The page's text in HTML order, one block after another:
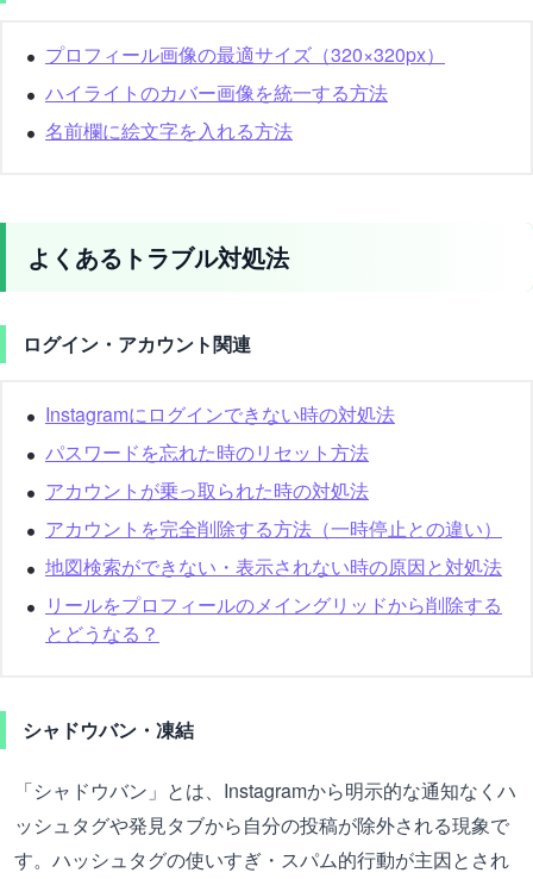
プロフィール画像の最適サイズ（320×320px）
ハイライトのカバー画像を統一する方法
名前欄に絵文字を入れる方法
よくあるトラブル対処法
ログイン・アカウント関連
Instagramにログインできない時の対処法
パスワードを忘れた時のリセット方法
アカウントが乗っ取られた時の対処法
アカウントを完全削除する方法（一時停止との違い）
地図検索ができない・表示されない時の原因と対処法
リールをプロフィールのメイングリッドから削除する
とどうなる？
シャドウバン・凍結
「シャドウバン」とは、Instagramから明示的な通知なくハ
ッシュタグや発見タブから自分の投稿が除外される現象で
す。ハッシュタグの使いすぎ・スパム的行動が主因とされ